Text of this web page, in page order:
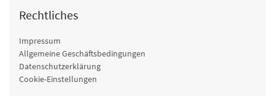
Rechtliches
Impressum
Allgemeine Geschäftsbedingungen
Datenschutzerklärung
Cookie-Einstellungen